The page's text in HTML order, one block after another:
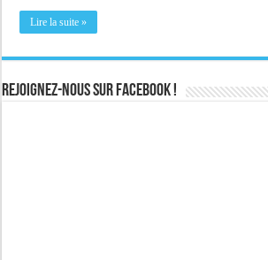
Lire la suite »
Rejoignez-nous sur Facebook !